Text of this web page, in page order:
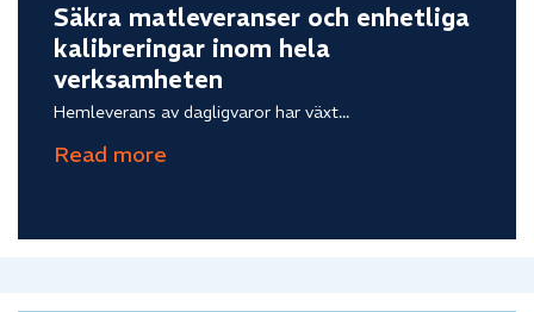
Säkra matleveranser och enhetliga
kalibreringar inom hela
verksamheten
Hemleverans av dagligvaror har växt...